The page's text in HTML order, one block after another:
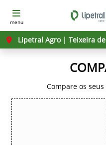
menu
Lipetral Agro | Teixeira
Compare os